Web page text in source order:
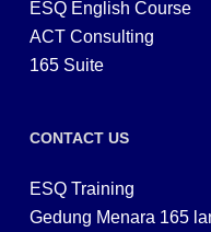
ESQ English Course
ACT Consulting
165 Suite
CONTACT US
ESQ Training
Gedung Menara 165